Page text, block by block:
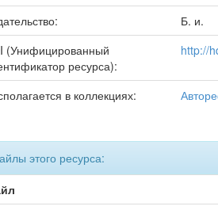
Б. и.
(Унифицированный
ресурса):
http://
в коллекциях:
этого ресурса: